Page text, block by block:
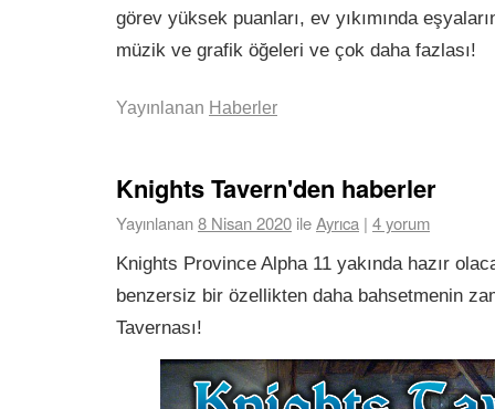
görev yüksek puanları, ev yıkımında
müzik ve grafik öğeleri ve çok daha fazlası!
Yayınlanan Haberler
Knights Tavern'den haberler
Yayınlanan8 Nisan 2020 ileAyrıca | 4 yorum
Knights Province Alpha 11 yakında hazır
benzersiz bir özellikten daha bahsetmenin
Tavernası!